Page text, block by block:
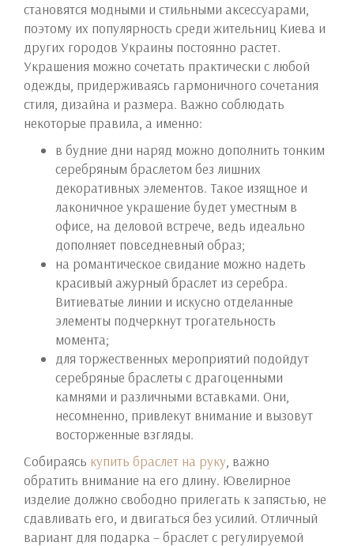
становятся модными и стильными аксессуарами,
поэтому их популярность среди жительниц Киева и
других городов Украины постоянно растет.
Украшения можно сочетать практически с любой
одежды, придерживаясь гармоничного сочетания
стиля, дизайна и размера. Важно соблюдать
некоторые правила, а именно:
в будние дни наряд можно дополнить тонким
серебряным браслетом без лишних
декоративных элементов. Такое изящное и
лаконичное украшение будет уместным в
офисе, на деловой встрече, ведь идеально
дополняет повседневный образ;
на романтическое свидание можно надеть
красивый ажурный браслет из серебра.
Витиеватые линии и искусно отделанные
элементы подчеркнут трогательность
момента;
для торжественных мероприятий подойдут
серебряные браслеты с драгоценными
камнями и различными вставками. Они,
несомненно, привлекут внимание и вызовут
восторженные взгляды.
Собираясь купить браслет на руку , важно
обратить внимание на его длину. Ювелирное
изделие должно свободно прилегать к запястью, не
сдавливать его, и двигаться без усилий. Отличный
вариант для подарка – браслет с регулируемой